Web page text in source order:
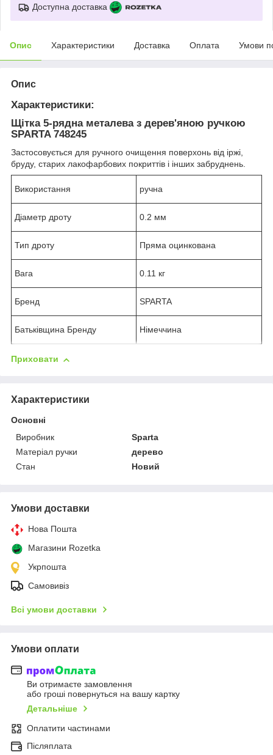
Доступна доставка
Опис Характеристики Доставка Оплата Умови
Опис
Характеристики:
Щітка 5-рядна металева з дерев'яною ручкою
SPARTA 748245
Застосовується для ручного очищення поверхонь від іржі,
бруду, старих лакофарбових покриттів і інших забруднень.
Використання ручна
Діаметр дроту 0.2 мм
Тип дроту Пряма оцинкована
Вага 0.11 кг
Бренд SPARTA
Батьківщина Бренду Німеччина
Приховати
Характеристики
Основні
Виробник
Sparta
Матеріал ручки
дерево
Стан
Новий
Умови доставки
Нова Пошта
Магазини Rozetka
Укрпошта
Самовивіз
Всі умови доставки
Умови оплати
Ви отримаєте замовлення
або гроші повернуться на вашу картку
Детальніше
Оплатити частинами
Післяплата